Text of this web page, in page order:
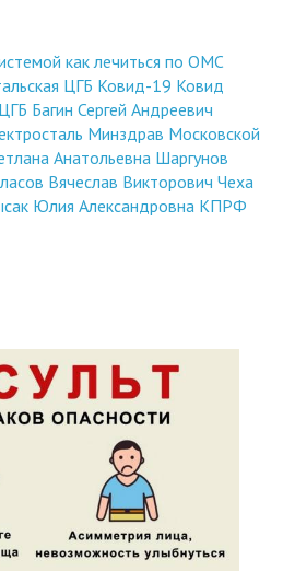
ЦГБ Ковид-19 Ковид
Багин Сергей Андреевич
Минздрав Московской
Анатольевна Шаргунов
Вячеслав Викторович Чеха
Юлия Александровна КПРФ